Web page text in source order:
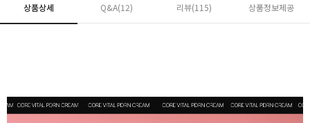
상품상세 Q&A(12) 리뷰(115) 상품정보제공